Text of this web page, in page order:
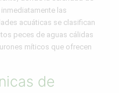
las
acuáticas se clasifican
peces de aguas cálidas
míticos que ofrecen
de